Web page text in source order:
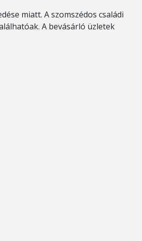
miatt. A szomszédos családi
A bevásárló üzletek